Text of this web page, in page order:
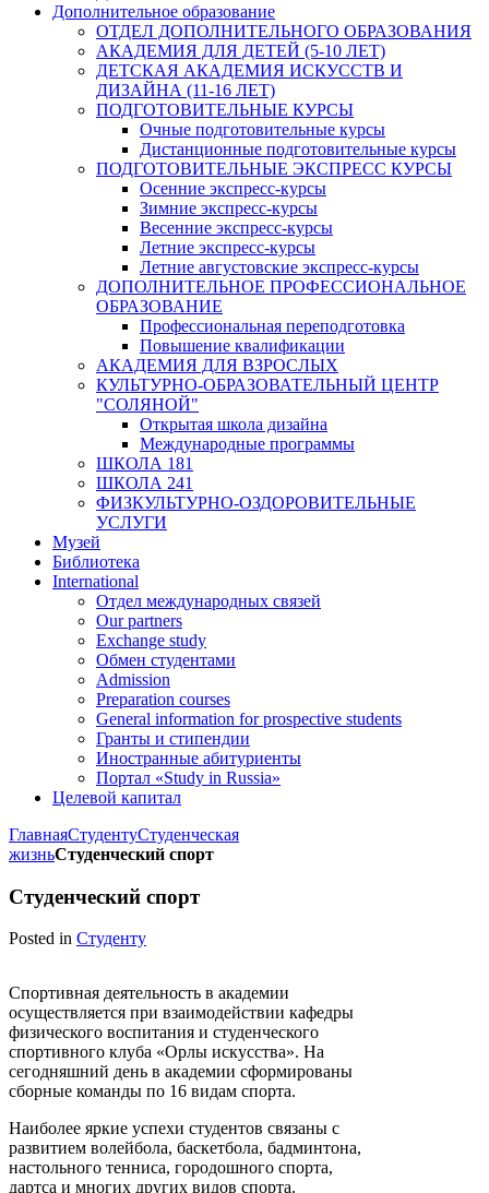
Дополнительное образование
ОТДЕЛ ДОПОЛНИТЕЛЬНОГО ОБРАЗОВАНИЯ
АКАДЕМИЯ ДЛЯ ДЕТЕЙ (5-10 ЛЕТ)
ДЕТСКАЯ АКАДЕМИЯ ИСКУССТВ И
ДИЗАЙНА (11-16 ЛЕТ)
ПОДГОТОВИТЕЛЬНЫЕ КУРСЫ
Очные подготовительные курсы
Дистанционные подготовительные курсы
ПОДГОТОВИТЕЛЬНЫЕ ЭКСПРЕСС КУРСЫ
Осенние экспресс-курсы
Зимние экспресс-курсы
Весенние экспресс-курсы
Летние экспресс-курсы
Летние августовские экспресс-курсы
ДОПОЛНИТЕЛЬНОЕ ПРОФЕССИОНАЛЬНОЕ
ОБРАЗОВАНИЕ
Профессиональная переподготовка
Повышение квалификации
АКАДЕМИЯ ДЛЯ ВЗРОСЛЫХ
КУЛЬТУРНО-ОБРАЗОВАТЕЛЬНЫЙ ЦЕНТР
"СОЛЯНОЙ"
Открытая школа дизайна
Международные программы
ШКОЛА 181
ШКОЛА 241
ФИЗКУЛЬТУРНО-ОЗДОРОВИТЕЛЬНЫЕ
УСЛУГИ
Музей
Библиотека
International
Отдел международных связей
Our partners
Exchange study
Обмен студентами
Admission
Preparation courses
General information for prospective students
Гранты и стипендии
Иностранные абитуриенты
Портал «Study in Russia»
Целевой капитал
ГлавнаяСтудентуСтуденческая
жизньСтуденческий спорт
Студенческий спорт
Posted in Студенту
Спортивная деятельность в академии
осуществляется при взаимодействии кафедры
физического воспитания и студенческого
спортивного клуба «Орлы искусства». На
сегодняшний день в академии сформированы
сборные команды по 16 видам спорта.
Наиболее яркие успехи студентов связаны с
развитием волейбола, баскетбола, бадминтона,
настольного тенниса, городошного спорта,
дартса и многих других видов спорта.